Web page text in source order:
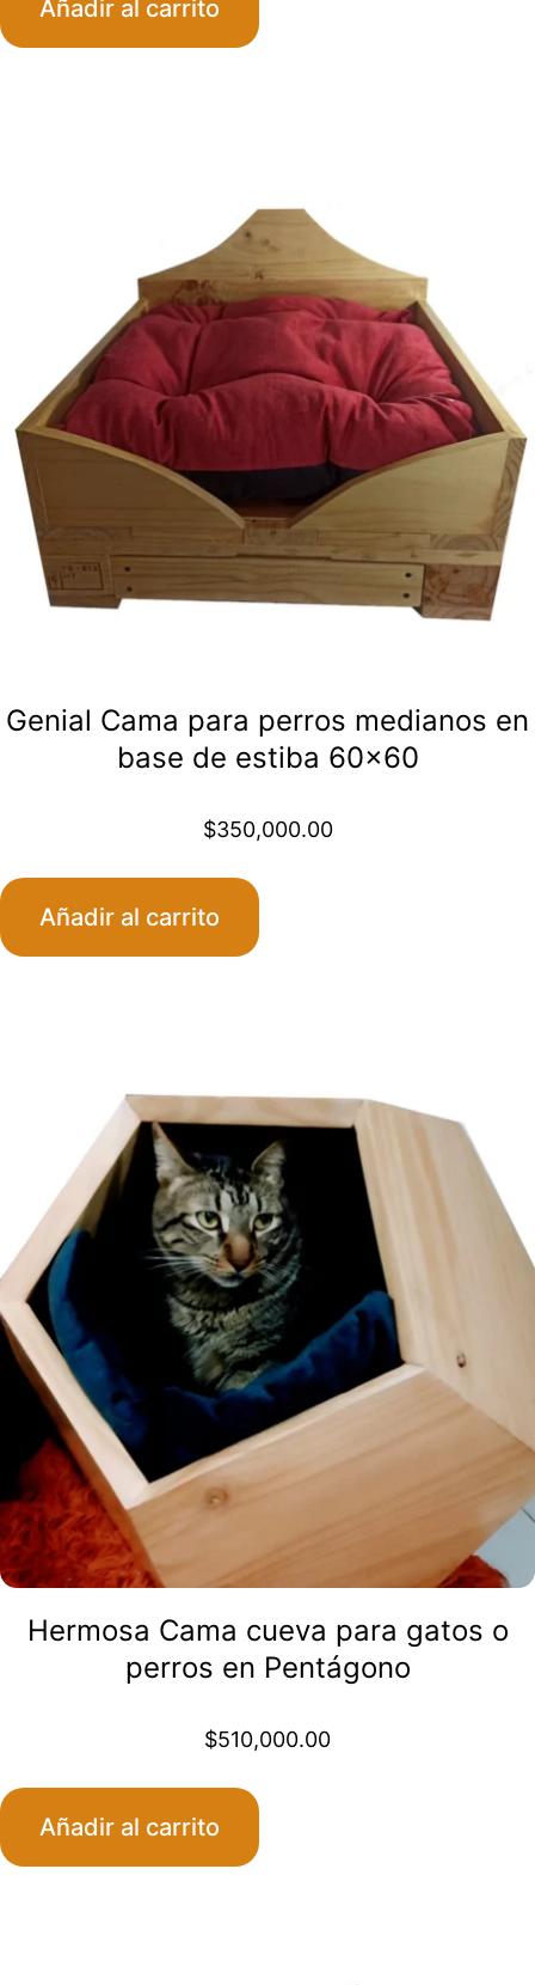
Añadir al carrito
Genial Cama para perros medianos en
base de estiba 60×60
$350,000.00
Añadir al carrito
Hermosa Cama cueva para gatos o
perros en Pentágono
$510,000.00
Añadir al carrito